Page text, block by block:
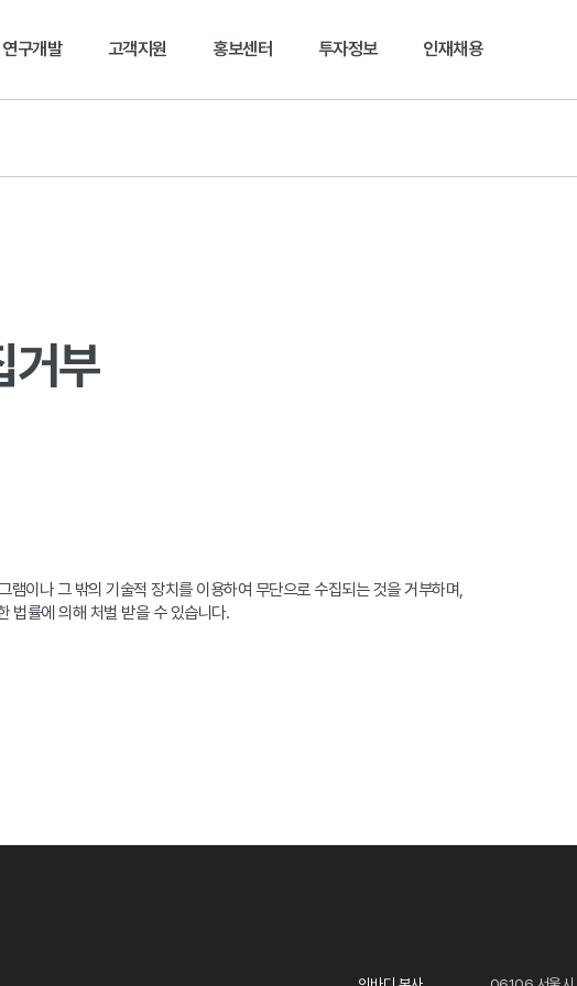
연구개발 고객지원 홍보센터 투자정보 인재채용
거부
이나 그 밖의 기술적 장치를 이용하여 무단으로 수집되는 것을 거부하며,
법률에 의해 처벌 받을 수 있습니다.